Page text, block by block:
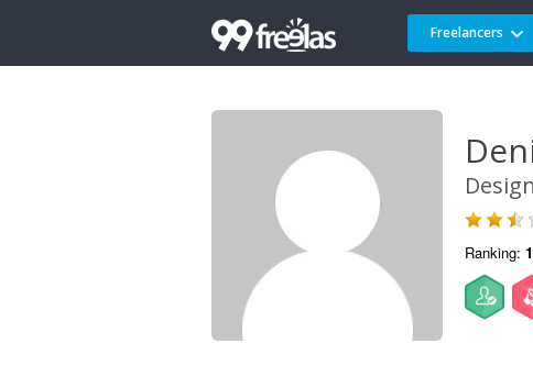
Freelancers
Ranking: